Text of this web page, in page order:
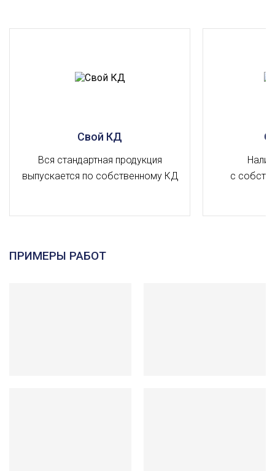
Свой КД
Вся стандартная продукция
выпускается по собственному КД
с
ПРИМЕРЫ РАБОТ